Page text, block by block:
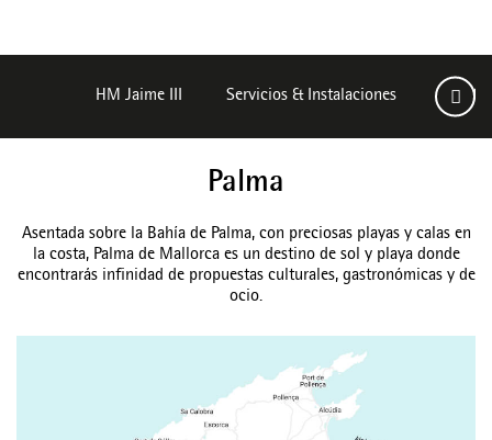
HM Jaime III Servicios & Instalaciones
Palma
Asentada sobre la Bahía de Palma, con preciosas playas y calas en
la costa, Palma de Mallorca es un destino de sol y playa donde
encontrarás infinidad de propuestas culturales, gastronómicas y de
ocio.